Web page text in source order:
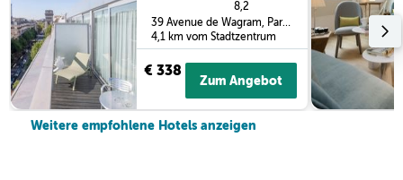
8,2
39 Avenue de Wagram, Paris, Frankreich
4,1 km vom Stadtzentrum
€ 338
Zum Angebot
Weitere empfohlene Hotels anzeigen